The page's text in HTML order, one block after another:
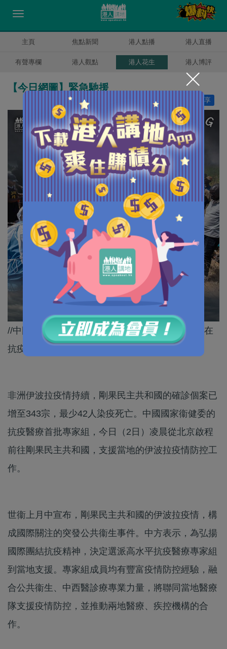
主頁 焦點新聞 港人點播 港人直播
有聲專欄 港人觀點 港人花生 港人博評
【今日網圖】緊急馳援
分享
讚好
//中國醫療隊會在當地堅守，同非洲人民並肩奮戰在
抗疫一線！//
非洲伊波拉疫情持續，剛果民主共和國的確診個案已
增至343宗，最少42人染疫死亡。中國國家衞健委的
抗疫醫療首批專家組，今日（2日）凌晨從北京啟程
前往剛果民主共和國，支援當地的伊波拉疫情防控工
作。
世衞上月中宣布，剛果民主共和國的伊波拉疫情，構
成國際關注的突發公共衞生事件。中方表示，為弘揚
國際團結抗疫精神，決定選派高水平抗疫醫療專家組
到當地支援。專家組成員均有豐富疫情防控經驗，融
合公共衞生、中西醫診療專業力量，將聯同當地醫療
隊支援疫情防控，並推動兩地醫療、疾控機構的合
作。